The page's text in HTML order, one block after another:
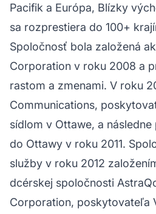
Pacifik a Európa, Blízky
sa rozprestiera do 100+
Spoločnosť bola založená
Corporation v roku 2008 a
rastom a zmenami. V roku
Communications,
sídlom v Ottawe, a
do Ottawy v roku 2011.
služby v roku 2012
dcérskej spoločnosti
Corporation, poskytovateľa